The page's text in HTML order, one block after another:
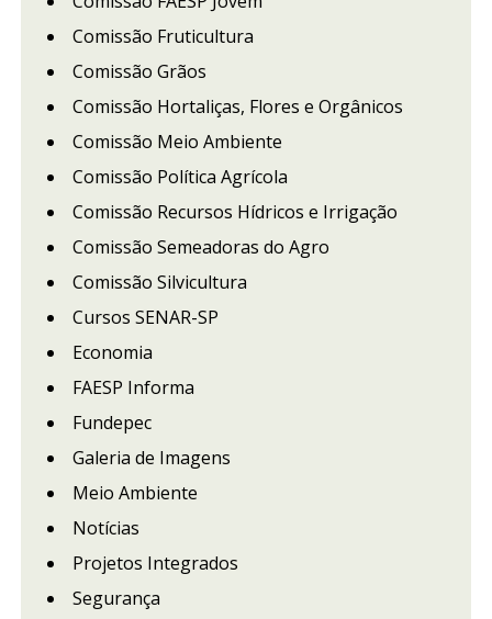
Comissão Fruticultura
Comissão Grãos
Comissão Hortaliças, Flores e Orgânicos
Comissão Meio Ambiente
Comissão Política Agrícola
Comissão Recursos Hídricos e Irrigação
Comissão Semeadoras do Agro
Comissão Silvicultura
Cursos SENAR-SP
Economia
FAESP Informa
Fundepec
Galeria de Imagens
Meio Ambiente
Notícias
Projetos Integrados
Segurança